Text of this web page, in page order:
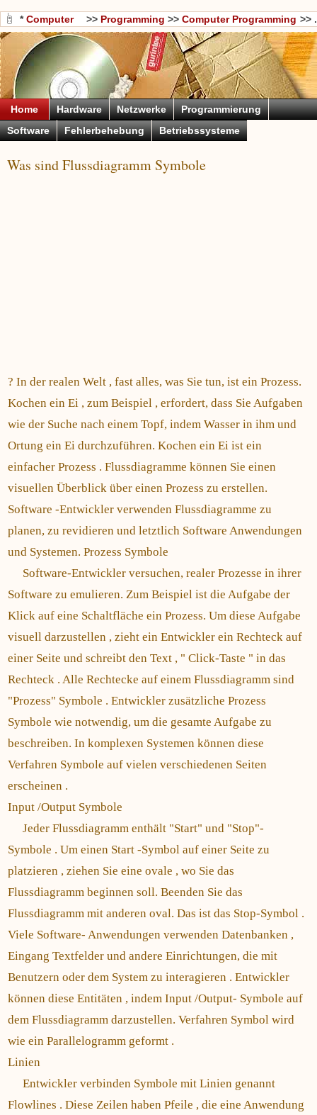
*Computer
Wissen
>> Programming >>Computer Programming
Languages
>> .
Home Hardware Netzwerke
Programmierung
Software
Fehlerbehebung Betriebssysteme
Was sind Flussdiagramm Symbole
? In der realen Welt , fast alles, was Sie tun, ist ein Prozess.
Kochen ein Ei , zum Beispiel , erfordert, dass Sie Aufgaben
wie der Suche nach einem Topf, indem Wasser in ihm und
Ortung ein Ei durchzuführen. Kochen ein Ei ist ein
einfacher Prozess . Flussdiagramme können Sie einen
visuellen Überblick über einen Prozess zu erstellen.
Software -Entwickler verwenden Flussdiagramme zu
planen, zu revidieren und letztlich Software Anwendungen
und Systemen. Prozess Symbole
Software-Entwickler versuchen, realer Prozesse in ihrer
Software zu emulieren. Zum Beispiel ist die Aufgabe der
Klick auf eine Schaltfläche ein Prozess. Um diese Aufgabe
visuell darzustellen , zieht ein Entwickler ein Rechteck auf
einer Seite und schreibt den Text , " Click-Taste " in das
Rechteck . Alle Rechtecke auf einem Flussdiagramm sind
"Prozess" Symbole . Entwickler zusätzliche Prozess
Symbole wie notwendig, um die gesamte Aufgabe zu
beschreiben. In komplexen Systemen können diese
Verfahren Symbole auf vielen verschiedenen Seiten
erscheinen .
Input /Output Symbole
Jeder Flussdiagramm enthält "Start" und "Stop"-
Symbole . Um einen Start -Symbol auf einer Seite zu
platzieren , ziehen Sie eine ovale , wo Sie das
Flussdiagramm beginnen soll. Beenden Sie das
Flussdiagramm mit anderen oval. Das ist das Stop-Symbol .
Viele Software- Anwendungen verwenden Datenbanken ,
Eingang Textfelder und andere Einrichtungen, die mit
Benutzern oder dem System zu interagieren . Entwickler
können diese Entitäten , indem Input /Output- Symbole auf
dem Flussdiagramm darzustellen. Verfahren Symbol wird
wie ein Parallelogramm geformt .
Linien
Entwickler verbinden Symbole mit Linien genannt
Flowlines . Diese Zeilen haben Pfeile , die eine Anwendung